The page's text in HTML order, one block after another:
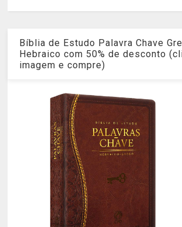
Bíblia de Estudo Palavra Chave
Hebraico com 50% de desconto
imagem e compre)